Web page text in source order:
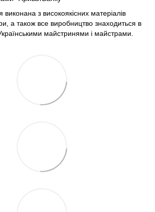
з високоякісних матеріалів
а також все виробництво знаходиться в
майстринями і майстрами.